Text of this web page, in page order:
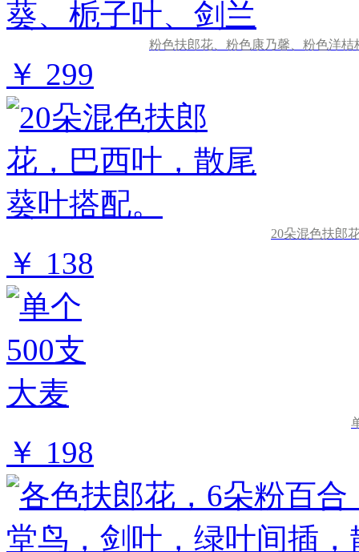
粉色扶郎花、粉色康乃馨、粉色洋
￥ 299
20朵混色扶郎
￥ 138
￥ 198